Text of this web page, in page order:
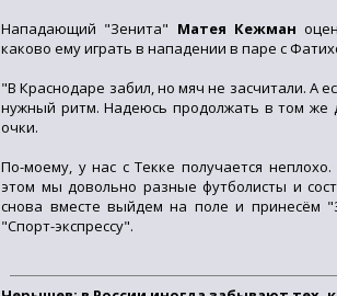
Нападающий "Зенита" Матея Кежман
каково ему играть в нападении в паре с
"В Краснодаре забил, но мяч не засчитали. А
нужный ритм. Надеюсь продолжать в том же
очки.
По-моему, у нас с Текке получается
этом мы довольно разные футболисты и
снова вместе выйдем на поле и принесём
"Спорт-экспрессу".